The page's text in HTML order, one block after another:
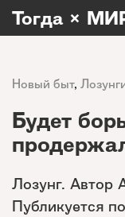
Тогда ×
Новый быт,
Будет
Лозунг. Автор
Публикуется